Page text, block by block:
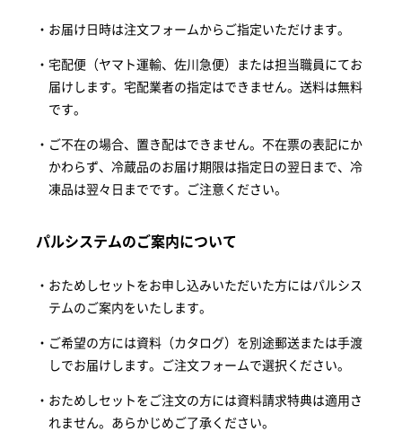
お届け日時は注文フォームからご指定いただけます。
宅配便（ヤマト運輸、佐川急便）または担当職員にてお
届けします。宅配業者の指定はできません。送料は無料
です。
ご不在の場合、置き配はできません。不在票の表記にか
かわらず、冷蔵品のお届け期限は指定日の翌日まで、冷
凍品は翌々日までです。ご注意ください。
パルシステムのご案内について
おためしセットをお申し込みいただいた方にはパルシス
テムのご案内をいたします。
ご希望の方には資料（カタログ）を別途郵送または手渡
しでお届けします。ご注文フォームで選択ください。
おためしセットをご注文の方には資料請求特典は適用さ
れません。あらかじめご了承ください。